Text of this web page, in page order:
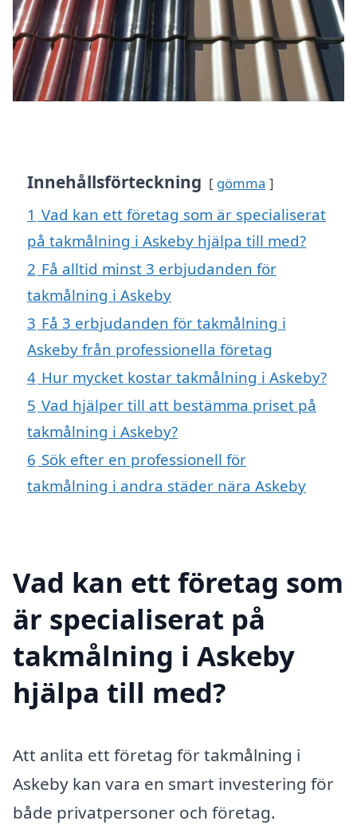
Innehållsförteckning gömma
1 Vad kan ett företag som är specialiserat
på takmålning i Askeby hjälpa till med?
2 Få alltid minst 3 erbjudanden för
takmålning i Askeby
3 Få 3 erbjudanden för takmålning i
Askeby från professionella företag
4 Hur mycket kostar takmålning i Askeby?
5 Vad hjälper till att bestämma priset på
takmålning i Askeby?
6 Sök efter en professionell för
takmålning i andra städer nära Askeby
Vad kan ett företag som
är specialiserat på
takmålning i Askeby
hjälpa till med?
Att anlita ett företag för takmålning i
Askeby kan vara en smart investering för
både privatpersoner och företag.